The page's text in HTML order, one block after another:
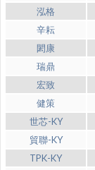
泓格
辛耘
閎康
瑞鼎
宏致
健策
世芯-KY
貿聯-KY
TPK-KY